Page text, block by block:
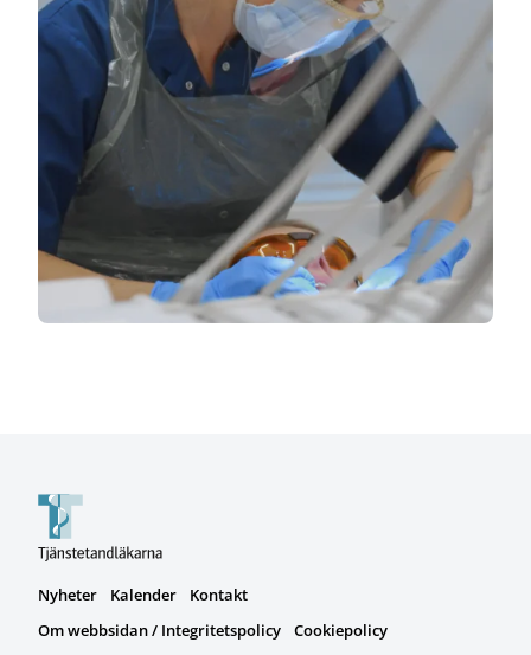
Nyheter Kalender
Kontakt
Om webbsidan / Integritetspolicy
Cookiepolicy